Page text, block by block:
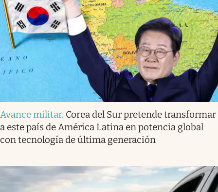
Avance militar. Corea del Sur pretende transformar
a este país de América Latina en potencia global
con tecnología de última generación